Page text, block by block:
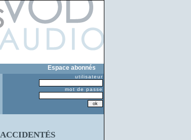
Espace abonnés
utilisateur
mot de passe